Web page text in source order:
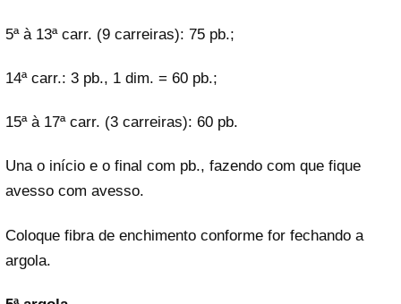
5ª à 13ª carr. (9 carreiras): 75 pb.;
14ª carr.: 3 pb., 1 dim. = 60 pb.;
15ª à 17ª carr. (3 carreiras): 60 pb.
Una o início e o final com pb., fazendo com que fique
avesso com avesso.
Coloque fibra de enchimento conforme for fechando a
argola.